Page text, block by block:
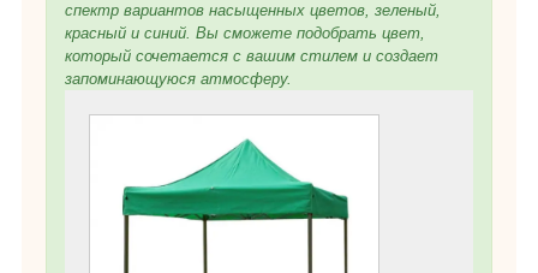
спектр вариантов насыщенных цветов, зеленый,
красный и синий. Вы сможете подобрать цвет,
который сочетается с вашим стилем и создает
запоминающуюся атмосферу.